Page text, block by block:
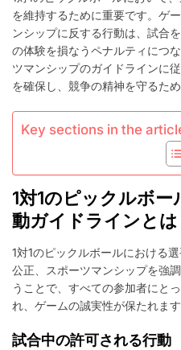
を維持するために重要です。ゲ
ンシップに反する行動は、試合
の体験を損なうペナルティにつ
ツマンシップのガイドラインに
を確保し、競争の精神を守るため
Key sections in the
1対1のピックルボ
動ガイドラインとは
1対1のピックルボールにおける
公正、スポーツマンシップを強
うことで、すべての参加者にと
れ、ゲームの誠実性が保たれます
試合中の許可される行動